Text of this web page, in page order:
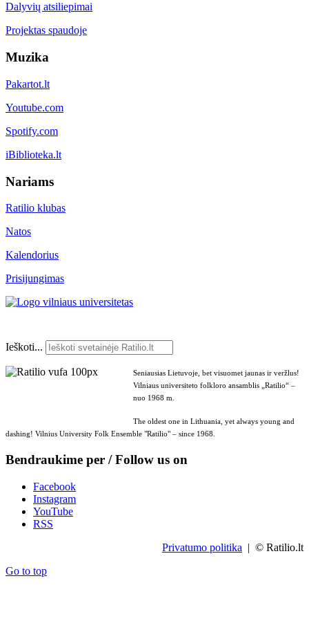
Dalyvių atsiliepimai
Projektas spaudoje
Muzika
Pakartot.lt
Youtube.com
Spotify.com
iBiblioteka.lt
Nariams
Ratilio klubas
Natos
Kalendorius
Prisijungimas
Ieškoti...
Seniausias Lietuvoje, bet visuomet jaunas ir veržlus!
Vilniaus universiteto folkloro ansamblis „Ratilio“ –
nuo 1968 m.
The oldest one in Lithuania, yet always young and
dashing! Vilnius University Folk Ensemble "Ratilio" – since 1968.
Bendraukime per / Follow us on
Facebook
Instagram
YouTube
RSS
Privatumo politika | © Ratilio.lt
Go to top